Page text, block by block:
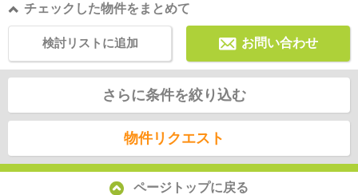
チェックした物件をまとめて
お問い合わせ
検討リストに追加
さらに条件を絞り込む
物件リクエスト
ページトップに戻る